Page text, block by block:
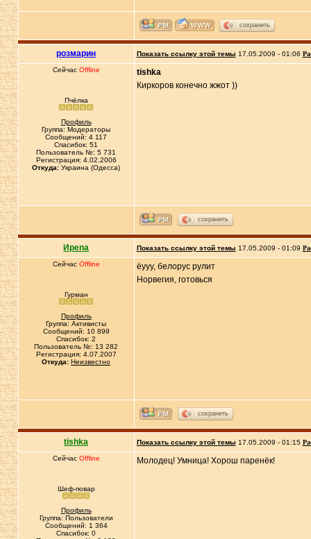
сохранить
розмарин Показать ссылку этой темы 17.05.2009 - 01:06
Сейчас Offline
Пчёлка
Профиль
Группа: Модераторы
Сообщений: 4 117
Спасибок: 51
Пользователь №: 5 731
Регистрация: 4.02.2006
Откуда: Украина (Одесса)
tishka
Киркоров конечно жжот ))
сохранить
Иpena Показать ссылку этой темы 17.05.2009 - 01:09
Сейчас Offline
Гурман
Профиль
Группа: Активисты
Сообщений: 10 899
Спасибок: 2
Пользователь №: 13 282
Регистрация: 4.07.2007
Откуда: Неизвестно
ёууу, белорус рулит
Норвегия, готовься
сохранить
tishka Показать ссылку этой темы 17.05.2009 - 01:15
Сейчас Offline
Шеф-повар
Профиль
Группа: Пользователи
Сообщений: 1 364
Спасибок: 0
Молодец! Умница! Хорош паренёк!